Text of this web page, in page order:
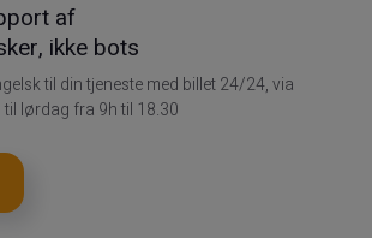
af
ikke bots
til din tjeneste med billet 24/24, via
lørdag fra 9h til 18.30